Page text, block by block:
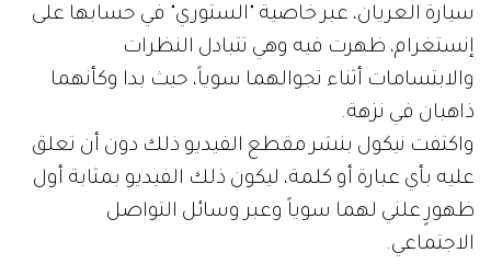
سيارة العريان، عبر خاصية "الستوري" في حسابها على
إنستغرام، ظهرت فيه وهي تتبادل النظرات
والابتسامات أثناء تجوالهما سوياً، حيث بدا وكأنهما
ذاهبان في نزهة.
واكتفت نيكول بنشر مقطع الفيديو ذلك دون أن تعلق
عليه بأي عبارة أو كلمة، ليكون ذلك الفيديو بمثابة أول
ظهورٍ علني لهما سوياً وعبر وسائل التواصل
الاجتماعي.